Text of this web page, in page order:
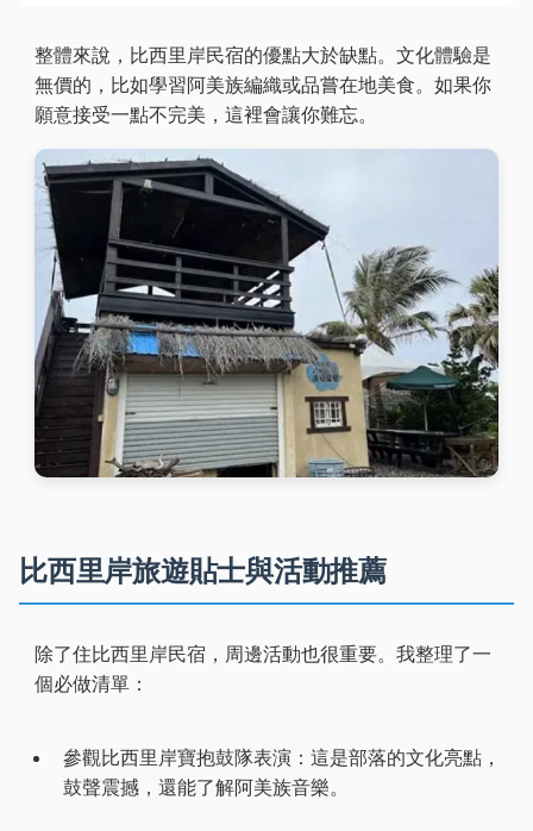
整體來說，比西里岸民宿的優點大於缺點。文化體驗是
無價的，比如學習阿美族編織或品嘗在地美食。如果你
願意接受一點不完美，這裡會讓你難忘。
比西里岸旅遊貼士與活動推薦
除了住比西里岸民宿，周邊活動也很重要。我整理了一
個必做清單：
參觀比西里岸寶抱鼓隊表演：這是部落的文化亮點，
鼓聲震撼，還能了解阿美族音樂。